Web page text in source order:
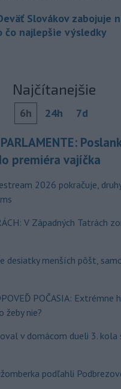
Slovákov zabojuje
čo najlepšie výsledky
Najčítanejšie
6h 24h 7d
premiéra vajíčka
2026 pokračuje,
V Západných Tatrách
desiatky menších pôšt,
POČASIA: Extrémne
žeby nie?
v domácom dueli 3.
podľahli